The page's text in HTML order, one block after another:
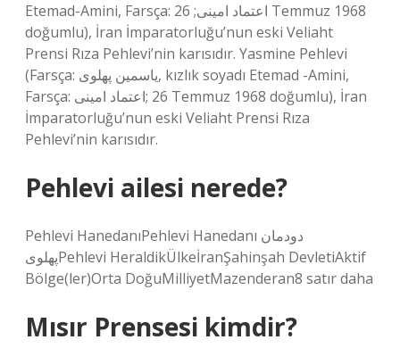
Etemad-Amini, Farsça: اعتماد امینی; 26 Temmuz 1968
doğumlu), İran İmparatorluğu’nun eski Veliaht
Prensi Rıza Pehlevi’nin karısıdır. Yasmine Pehlevi
(Farsça: یاسمین پهلوی, kızlık soyadı Etemad -Amini,
Farsça: اعتماد امینی‎; 26 Temmuz 1968 doğumlu), İran
İmparatorluğu’nun eski Veliaht Prensi Rıza
Pehlevi’nin karısıdır.
Pehlevi ailesi nerede?
Pehlevi HanedanıPehlevi Hanedanı دودمان
پهلویPehlevi HeraldikÜlkeİranŞahinşah DevletiAktif
Bölge(ler)Orta DoğuMilliyetMazenderan8 satır daha
Mısır Prensesi kimdir?